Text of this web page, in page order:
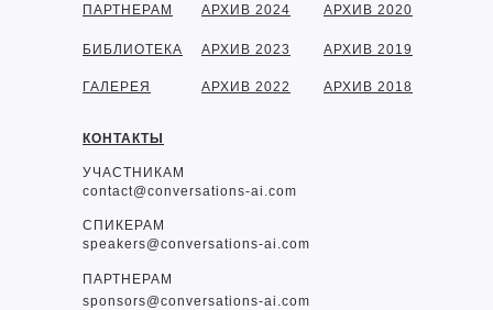
КОНТАКТЫ
ПАРТНЕРАМ
БИБЛИОТЕКА
УЧАСТНИКАМ
contact@conversations-ai.com
СПИКЕРАМ
speakers@conversations-ai.com
ПАРТНЕРАМ
sponsors@conversations-ai.com
ГАЛЕРЕЯ
АРХИВ 2024
АРХИВ 2023
АРХИВ 2022
АРХИВ 2020
АРХИВ 2019
АРХИВ 2018